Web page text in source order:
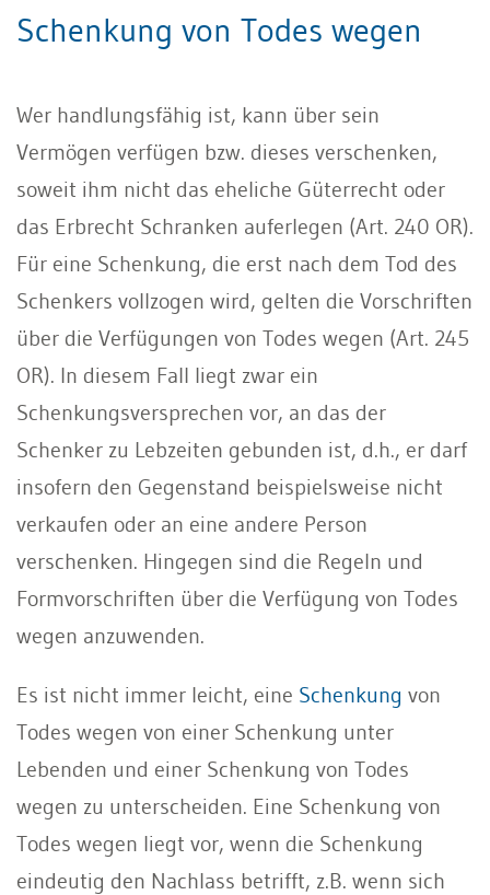
Schenkung von Todes wegen
Wer handlungsfähig ist, kann über sein
Vermögen verfügen bzw. dieses verschenken,
soweit ihm nicht das eheliche Güterrecht oder
das Erbrecht Schranken auferlegen (Art. 240 OR).
Für eine Schenkung, die erst nach dem Tod des
Schenkers vollzogen wird, gelten die Vorschriften
über die Verfügungen von Todes wegen (Art. 245
OR). In diesem Fall liegt zwar ein
Schenkungsversprechen vor, an das der
Schenker zu Lebzeiten gebunden ist, d.h., er darf
insofern den Gegenstand beispielsweise nicht
verkaufen oder an eine andere Person
verschenken. Hingegen sind die Regeln und
Formvorschriften über die Verfügung von Todes
wegen anzuwenden.
Es ist nicht immer leicht, eine Schenkung von
Todes wegen von einer Schenkung unter
Lebenden und einer Schenkung von Todes
wegen zu unterscheiden. Eine Schenkung von
Todes wegen liegt vor, wenn die Schenkung
eindeutig den Nachlass betrifft, z.B. wenn sich